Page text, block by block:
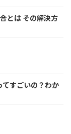
とは その解決方
てすごいの？わか